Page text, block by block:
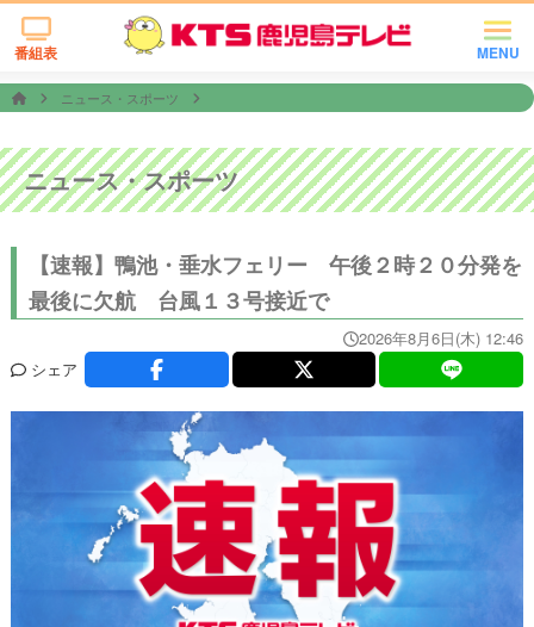
MENU
番組表
ニュース・スポーツ
ニュース・スポーツ
【速報】鴨池・垂水フェリー 午後２時２０分発を
最後に欠航 台風１３号接近で
2026年8月6日(木) 12:46
シェア